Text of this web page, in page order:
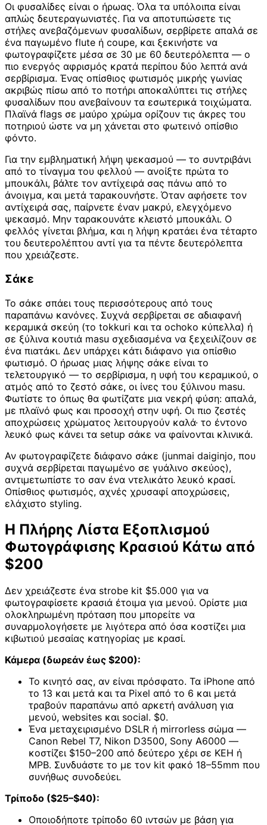
Οι φυσαλίδες είναι ο ήρωας. Όλα τα υπόλοιπα είναι
απλώς δευτεραγωνιστές. Για να αποτυπώσετε τις
στήλες ανεβαζόμενων φυσαλίδων, σερβίρετε απαλά σε
ένα παγωμένο flute ή coupe, και ξεκινήστε να
φωτογραφίζετε μέσα σε 30 με 60 δευτερόλεπτα — ο
πιο ενεργός αφρισμός κρατά περίπου δύο λεπτά ανά
σερβίρισμα. Ένας οπίσθιος φωτισμός μικρής γωνίας
ακριβώς πίσω από το ποτήρι αποκαλύπτει τις στήλες
φυσαλίδων που ανεβαίνουν τα εσωτερικά τοιχώματα.
Πλαϊνά flags σε μαύρο χρώμα ορίζουν τις άκρες του
ποτηριού ώστε να μη χάνεται στο φωτεινό οπίσθιο
φόντο.
Για την εμβληματική λήψη ψεκασμού — το συντριβάνι
από το τίναγμα του φελλού — ανοίξτε πρώτα το
μπουκάλι, βάλτε τον αντίχειρά σας πάνω από το
άνοιγμα, και μετά ταρακουνήστε. Όταν αφήσετε τον
αντίχειρά σας, παίρνετε έναν μακρύ, ελεγχόμενο
ψεκασμό. Μην ταρακουνάτε κλειστό μπουκάλι. Ο
φελλός γίνεται βλήμα, και η λήψη κρατάει ένα τέταρτο
του δευτερολέπτου αντί για τα πέντε δευτερόλεπτα
που χρειάζεστε.
Σάκε
Το σάκε σπάει τους περισσότερους από τους
παραπάνω κανόνες. Συχνά σερβίρεται σε αδιαφανή
κεραμικά σκεύη (το tokkuri και τα ochoko κύπελλα) ή
σε ξύλινα κουτιά masu σχεδιασμένα να ξεχειλίζουν σε
ένα πιατάκι. Δεν υπάρχει κάτι διάφανο για οπίσθιο
φωτισμό. Ο ήρωας μιας λήψης σάκε είναι το
τελετουργικό — το σερβίρισμα, η υφή του κεραμικού, ο
ατμός από το ζεστό σάκε, οι ίνες του ξύλινου masu.
Φωτίστε το όπως θα φωτίζατε μια νεκρή φύση: απαλά,
με πλαϊνό φως και προσοχή στην υφή. Οι πιο ζεστές
αποχρώσεις χρώματος λειτουργούν καλά· το έντονο
λευκό φως κάνει τα setup σάκε να φαίνονται κλινικά.
Αν φωτογραφίζετε διάφανο σάκε (junmai daiginjo, που
συχνά σερβίρεται παγωμένο σε γυάλινο σκεύος),
αντιμετωπίστε το σαν ένα ντελικάτο λευκό κρασί.
Οπίσθιος φωτισμός, αχνές χρυσαφί αποχρώσεις,
ελάχιστο styling.
Η Πλήρης Λίστα Εξοπλισμού
Φωτογράφισης Κρασιού Κάτω από
$200
Δεν χρειάζεστε ένα strobe kit $5.000 για να
φωτογραφίσετε κρασιά έτοιμα για μενού. Ορίστε μια
ολοκληρωμένη πρόταση που μπορείτε να
συναρμολογήσετε με λιγότερα από όσα κοστίζει μια
κιβωτιού μεσαίας κατηγορίας με κρασί.
Κάμερα (δωρεάν έως $200):
Το κινητό σας, αν είναι πρόσφατο. Τα iPhone από
το 13 και μετά και τα Pixel από το 6 και μετά
τραβούν παραπάνω από αρκετή ανάλυση για
μενού, websites και social. $0.
Ένα μεταχειρισμένο DSLR ή mirrorless σώμα —
Canon Rebel T7, Nikon D3500, Sony A6000 —
κοστίζει $150–200 από δεύτερο χέρι σε KEH ή
MPB. Συνδυάστε το με τον kit φακό 18–55mm που
συνήθως συνοδεύει.
Τρίποδο ($25–$40):
Οποιοδήποτε τρίποδο 60 ιντσών με βάση για